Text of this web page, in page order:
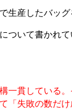
産したバッグ
いて書かれて
一貫している
失敗の数だけ